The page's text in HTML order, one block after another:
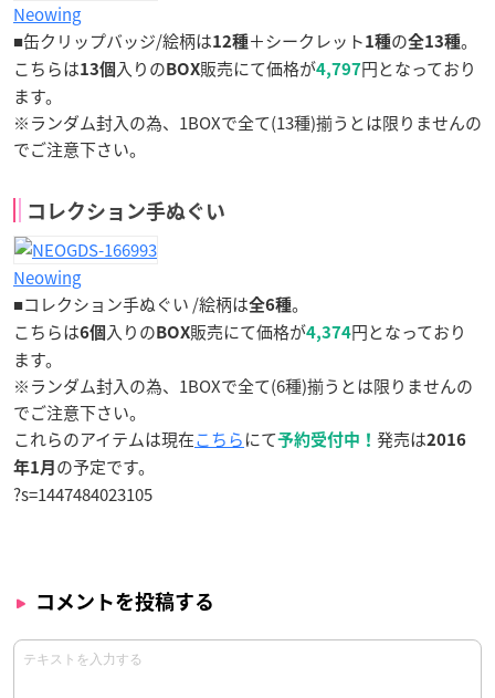
Neowing
■缶クリップバッジ/絵柄は12種＋シークレット 1種の全13種。
こちらは13個 入りのBOX販売にて価格が4,797円となっており
ます。
※ランダム封入の為、1BOXで全て(13種)揃うとは限りませんの
でご注意下さい。
コレクション手ぬぐい
Neowing
■コレクション手ぬぐい /絵柄は全6種。
こちらは6個 入りのBOX販売にて価格が4,374円となっており
ます。
※ランダム封入の為、1BOXで全て(6種)揃うとは限りませんの
でご注意下さい。
これらのアイテムは現在こちらにて予約受付中！ 発売は2016
年1月 の予定です。
?s=1447484023105
コメントを投稿する